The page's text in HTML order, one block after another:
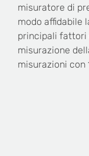
misuratore di
modo affidabile
principali fattori
misurazione
misurazioni con